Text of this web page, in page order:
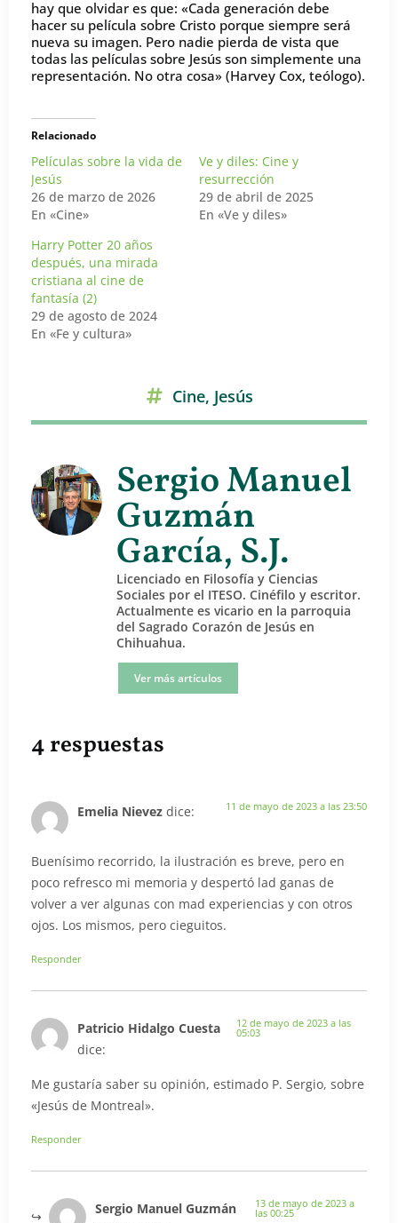
hay que olvidar es que: «Cada generación debe
hacer su película sobre Cristo porque siempre será
nueva su imagen. Pero nadie pierda de vista que
todas las películas sobre Jesús son simplemente una
representación. No otra cosa» (Harvey Cox, teólogo).
Relacionado
Películas sobre la vida de
Jesús
26 de marzo de 2026
En «Cine»
Ve y diles: Cine y
resurrección
29 de abril de 2025
En «Ve y diles»
Harry Potter 20 años
después, una mirada
cristiana al cine de
fantasía (2)
29 de agosto de 2024
En «Fe y cultura»
Cine, Jesús
Sergio Manuel
Guzmán
García, S.J.
Licenciado en Filosofía y Ciencias
Sociales por el ITESO. Cinéfilo y escritor.
Actualmente es vicario en la parroquia
del Sagrado Corazón de Jesús en
Chihuahua.
Ver más artículos
4 respuestas
Emelia Nievez dice: 11 de mayo de 2023 a las 23:50
Buenísimo recorrido, la ilustración es breve, pero en
poco refresco mi memoria y despertó lad ganas de
volver a ver algunas con mad experiencias y con otros
ojos. Los mismos, pero cieguitos.
Responder
Patricio Hidalgo Cuesta
dice:
12 de mayo de 2023 a las
05:03
Me gustaría saber su opinión, estimado P. Sergio, sobre
«Jesús de Montreal».
Responder
Sergio Manuel Guzmán
13 de mayo de 2023 a
las 00:25